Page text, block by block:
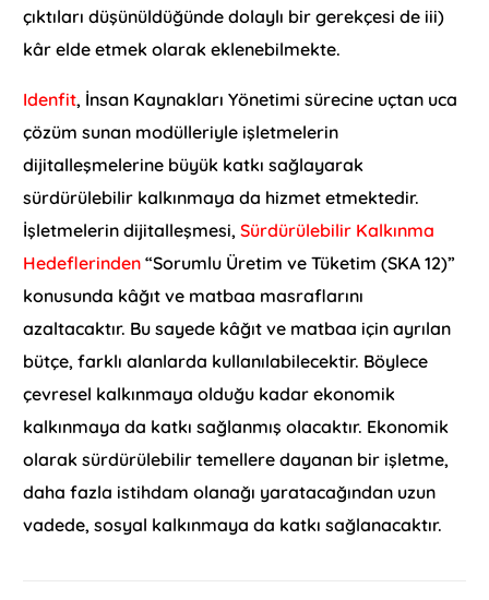
çıktıları düşünüldüğünde dolaylı bir gerekçesi de iii)
kâr elde etmek olarak eklenebilmekte.
Idenfit, İnsan Kaynakları Yönetimi sürecine uçtan uca
çözüm sunan modülleriyle işletmelerin
dijitalleşmelerine büyük katkı sağlayarak
sürdürülebilir kalkınmaya da hizmet etmektedir.
İşletmelerin dijitalleşmesi,Sürdürülebilir Kalkınma
Hedeflerinden “Sorumlu Üretim ve Tüketim (SKA 12)”
konusunda kâğıt ve matbaa masraflarını
azaltacaktır. Bu sayede kâğıt ve matbaa için ayrılan
bütçe, farklı alanlarda kullanılabilecektir. Böylece
çevresel kalkınmaya olduğu kadar ekonomik
kalkınmaya da katkı sağlanmış olacaktır. Ekonomik
olarak sürdürülebilir temellere dayanan bir işletme,
daha fazla istihdam olanağı yaratacağından uzun
vadede, sosyal kalkınmaya da katkı sağlanacaktır.